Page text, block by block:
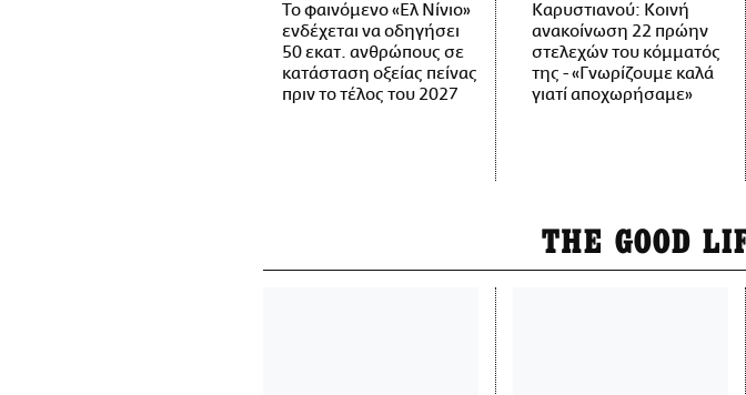
Το φαινόμενο «Ελ Νίνιο»
ενδέχεται να οδηγήσει
50 εκατ. ανθρώπους σε
κατάσταση οξείας πείνας
πριν το τέλος του 2027
Καρυστιανού: Κοινή
ανακοίνωση 22 πρώην
στελεχών του κόμματός
της - «Γνωρίζουμε καλά
γιατί αποχωρήσαμε»
THE GOOD